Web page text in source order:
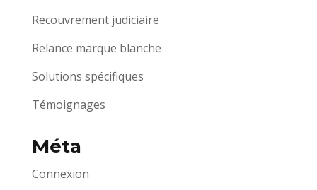
Recouvrement judiciaire
Relance marque blanche
Solutions spécifiques
Témoignages
Méta
Connexion